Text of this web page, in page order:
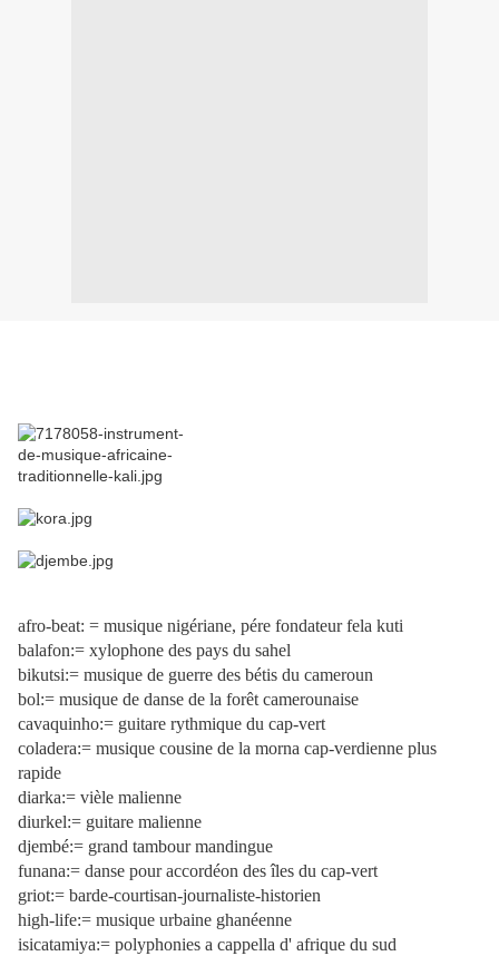
afro-beat: = musique nigériane, pére fondateur fela kuti
balafon:= xylophone des pays du sahel
bikutsi:= musique de guerre des bétis du cameroun
bol:= musique de danse de la forêt camerounaise
cavaquinho:= guitare rythmique du cap-vert
coladera:= musique cousine de la morna cap-verdienne plus
rapide
diarka:= vièle malienne
diurkel:= guitare malienne
djembé:= grand tambour mandingue
funana:= danse pour accordéon des îles du cap-vert
griot:= barde-courtisan-journaliste-historien
high-life:= musique urbaine ghanéenne
isicatamiya:= polyphonies a cappella d' afrique du sud